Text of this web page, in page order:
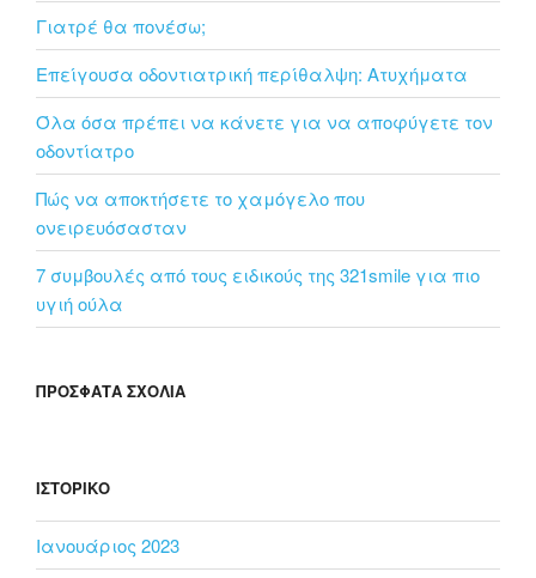
Γιατρέ θα πονέσω;
Επείγουσα οδοντιατρική περίθαλψη: Ατυχήματα
Όλα όσα πρέπει να κάνετε για να αποφύγετε τον
οδοντίατρο
Πώς να αποκτήσετε το χαμόγελο που
ονειρευόσασταν
7 συμβουλές από τoυς ειδικούς της 321smile για πιο
υγιή ούλα
ΠΡΌΣΦΑΤΑ ΣΧΌΛΙΑ
ΙΣΤΟΡΙΚΌ
Ιανουάριος 2023